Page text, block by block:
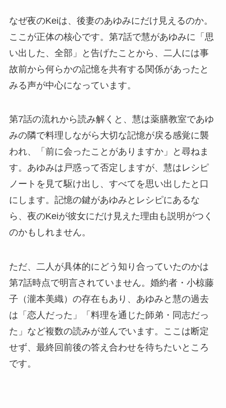
なぜ夜のKeiは、後妻のあゆみにだけ見えるのか。
ここが正体の核心です。第7話で慧があゆみに「思
い出した、全部」と告げたことから、二人には事
故前から何らかの記憶を共有する関係があったと
みる声が中心になっています。
第7話の流れから読み解くと、慧は薬膳教室であゆ
みの隣で料理しながら大切な記憶が戻る感覚に襲
われ、「前に会ったことがありますか」と尋ねま
す。あゆみは戸惑って否定しますが、慧はレシピ
ノートを見て駆け出し、すべてを思い出したと口
にします。記憶の鍵があゆみとレシピにあるな
ら、夜のKeiが彼女にだけ見えた理由も説明がつく
のかもしれません。
ただ、二人が具体的にどう知り合っていたのかは
第7話時点で明言されていません。婚約者・小椋藤
子（瀧本美織）の存在もあり、あゆみと慧の過去
は「恋人だった」「料理を通じた師弟・同志だっ
た」など複数の読みが並んでいます。ここは断定
せず、最終回前後の答え合わせを待ちたいところ
です。